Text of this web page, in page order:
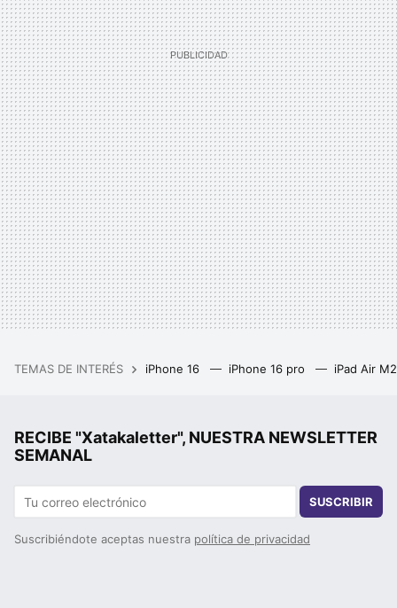
TEMAS DE INTERÉS iPhone 16 iPhone 16 pro iPad Air
RECIBE "Xatakaletter", NUESTRA NEWSLETTER
SEMANAL
SUSCRIBIR
Suscribiéndote aceptas nuestra política de privacidad